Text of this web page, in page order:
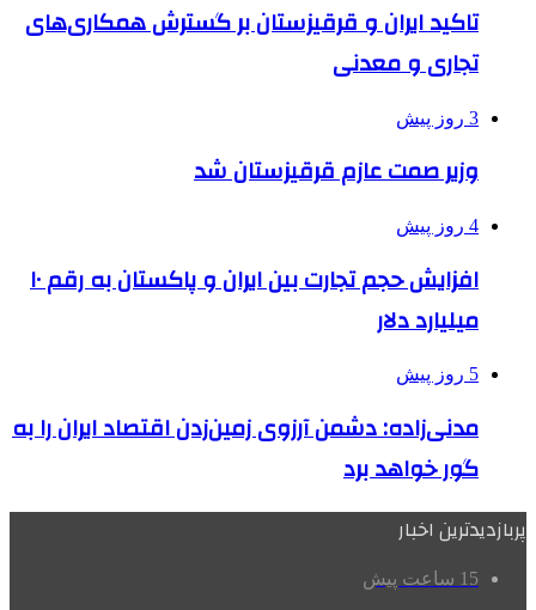
تاکید ایران و قرقیزستان بر گسترش همکاری‌های
تجاری و معدنی
3 روز پیش
وزیر صمت عازم قرقیزستان شد
4 روز پیش
افزایش حجم تجارت بین ایران و پاکستان به رقم ۱۰
میلیارد دلار
5 روز پیش
مدنی‌زاده: دشمن آرزوی زمین‌زدن اقتصاد ایران را به
گور خواهد برد
پربازدیدترین اخبار
15 ساعت پیش